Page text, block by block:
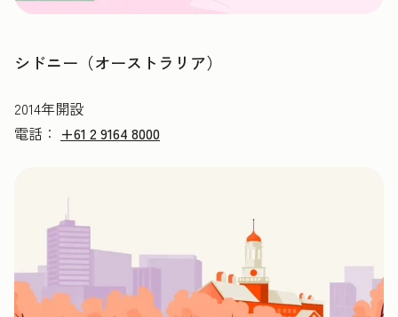
シドニー（オーストラリア）
2014年開設
電話： +61 2 9164 8000